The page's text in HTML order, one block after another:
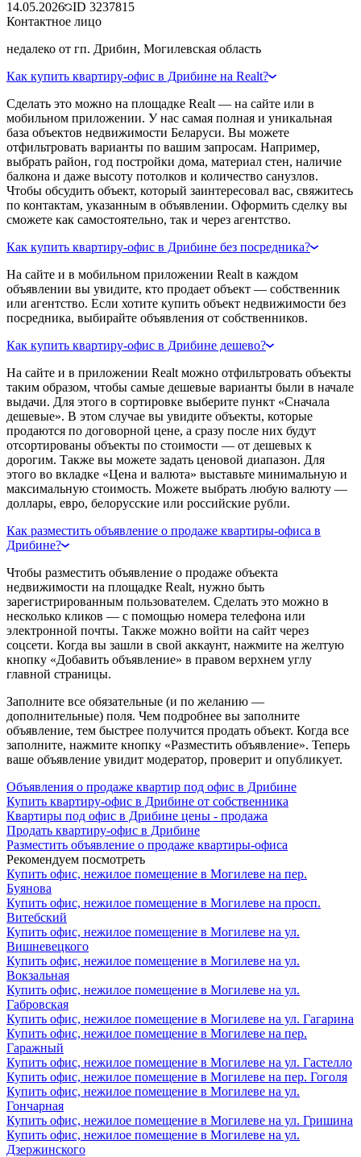
14.05.2026 ID 3237815
Контактное лицо
недалеко от гп. Дрибин, Могилевская область
Как купить квартиру-офис в Дрибине на Realt?
Сделать это можно на площадке Realt — на сайте или в
мобильном приложении. У нас самая полная и уникальная
база объектов недвижимости Беларуси. Вы можете
отфильтровать варианты по вашим запросам. Например,
выбрать район, год постройки дома, материал стен, наличие
балкона и даже высоту потолков и количество санузлов.
Чтобы обсудить объект, который заинтересовал вас, свяжитесь
по контактам, указанным в объявлении. Оформить сделку вы
сможете как самостоятельно, так и через агентство.
Как купить квартиру-офис в Дрибине без посредника?
На сайте и в мобильном приложении Realt в каждом
объявлении вы увидите, кто продает объект — собственник
или агентство. Если хотите купить объект недвижимости без
посредника, выбирайте объявления от собственников.
Как купить квартиру-офис в Дрибине дешево?
На сайте и в приложении Realt можно отфильтровать объекты
таким образом, чтобы самые дешевые варианты были в начале
выдачи. Для этого в сортировке выберите пункт «Сначала
дешевые». В этом случае вы увидите объекты, которые
продаются по договорной цене, а сразу после них будут
отсортированы объекты по стоимости — от дешевых к
дорогим. Также вы можете задать ценовой диапазон. Для
этого во вкладке «Цена и валюта» выставьте минимальную и
максимальную стоимость. Можете выбрать любую валюту —
доллары, евро, белорусские или российские рубли.
Как разместить объявление о продаже квартиры-офиса в
Дрибине?
Чтобы разместить объявление о продаже объекта
недвижимости на площадке Realt, нужно быть
зарегистрированным пользователем. Сделать это можно в
несколько кликов — с помощью номера телефона или
электронной почты. Также можно войти на сайт через
соцсети. Когда вы зашли в свой аккаунт, нажмите на желтую
кнопку «Добавить объявление» в правом верхнем углу
главной страницы.
Заполните все обязательные (и по желанию —
дополнительные) поля. Чем подробнее вы заполните
объявление, тем быстрее получится продать объект. Когда все
заполните, нажмите кнопку «Разместить объявление». Теперь
ваше объявление увидит модератор, проверит и опубликует.
Объявления о продаже квартир под офис в Дрибине
Купить квартиру-офис в Дрибине от собственника
Квартиры под офис в Дрибине цены - продажа
Продать квартиру-офис в Дрибине
Разместить объявление о продаже квартиры-офиса
Рекомендуем посмотреть
Купить офис, нежилое помещение в Могилеве на пер.
Буянова
Купить офис, нежилое помещение в Могилеве на просп.
Витебский
Купить офис, нежилое помещение в Могилеве на ул.
Вишневецкого
Купить офис, нежилое помещение в Могилеве на ул.
Вокзальная
Купить офис, нежилое помещение в Могилеве на ул.
Габровская
Купить офис, нежилое помещение в Могилеве на ул. Гагарина
Купить офис, нежилое помещение в Могилеве на пер.
Гаражный
Купить офис, нежилое помещение в Могилеве на ул. Гастелло
Купить офис, нежилое помещение в Могилеве на пер. Гоголя
Купить офис, нежилое помещение в Могилеве на ул.
Гончарная
Купить офис, нежилое помещение в Могилеве на ул. Гришина
Купить офис, нежилое помещение в Могилеве на ул.
Дзержинского